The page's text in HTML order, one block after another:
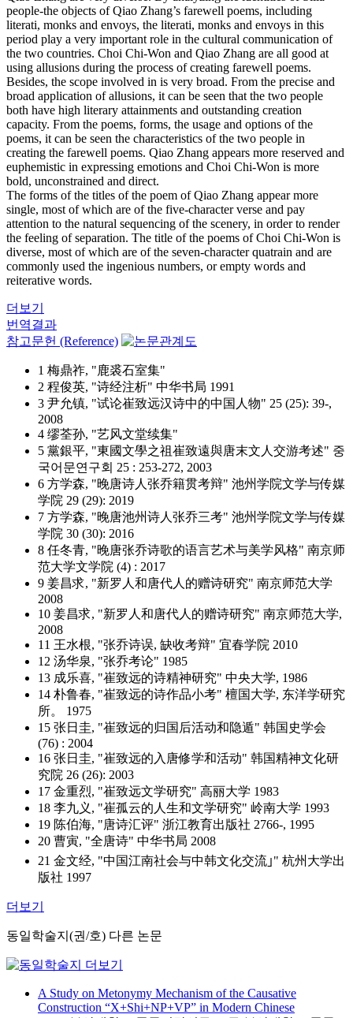
people-the objects of Qiao Zhang’s farewell poems, including
literati, monks and envoys, the literati, monks and envoys in this
period play a very important role in the cultural communication of
the two countries. Choi Chi-Won and Qiao Zhang are all good at
using allusions during the process of creating farewell poems.
Besides, the scope involved in is very broad. From the precise and
broad application of allusions, it can be seen that the two people
both have high literary attainments and outstanding creation
capacity. From the poems, forms, the usage and options of the
poems, it can be seen the characteristics of the two people in
creating the farewell poems. Qiao Zhang appears more reserved and
euphemistic in expressing emotions and Choi Chi-Won is more
bold, unconstrained and direct.
The forms of the titles of the poem of Qiao Zhang appear more
single, most of which are of the five-character verse and pay
attention to the natural sequencing of the scenery, in order to render
the feeling of separation. The title of the poems of Choi Chi-Won is
diverse, most of which are of the seven-character quatrain and are
commonly used the ingenious numbers, or empty words and
reiterative words.
더보기
번역결과
참고문헌 (Reference)
1 梅鼎祚, "鹿裘石室集"
2 程俊英, "诗经注析" 中华书局 1991
3 尹允镇, "试论崔致远汉诗中的中国人物" 25 (25): 39-,
2008
4 缪荃孙, "艺风文堂续集"
5 黨銀平, "東國文學之祖崔致遠與唐末文人交游考述" 중
국어문연구회 25 : 253-272, 2003
6 方学森, "晚唐诗人张乔籍贯考辩" 池州学院文学与传媒
学院 29 (29): 2019
7 方学森, "晚唐池州诗人张乔三考" 池州学院文学与传媒
学院 30 (30): 2016
8 任冬青, "晚唐张乔诗歌的语言艺术与美学风格" 南京师
范大学文学院 (4) : 2017
9 姜昌求, "新罗人和唐代人的赠诗研究" 南京师范大学
2008
10 姜昌求, "新罗人和唐代人的赠诗研究" 南京师范大学,
2008
11 王水根, "张乔诗误, 缺收考辩" 宜春学院 2010
12 汤华泉, "张乔考论" 1985
13 成乐喜, "崔致远的诗精神研究" 中央大学, 1986
14 朴鲁春, "崔致远的诗作品小考" 檀国大学, 东洋学研究
所。 1975
15 张日圭, "崔致远的归国后活动和隐遁" 韩国史学会
(76) : 2004
16 张日圭, "崔致远的入唐修学和活动" 韩国精神文化研
究院 26 (26): 2003
17 金重烈, "崔致远文学研究" 高丽大学 1983
18 李九义, "崔孤云的人生和文学研究" 岭南大学 1993
19 陈伯海, "唐诗汇评" 浙江教育出版社 2766-, 1995
20 曹寅, "全唐诗" 中华书局 2008
21 金文经, "中国江南社会与中韩文化交流｣" 杭州大学出
版社 1997
더보기
동일학술지(권/호) 다른 논문
A Study on Metonymy Mechanism of the Causative
Construction “X+Shi+NP+VP” in Modern Chinese